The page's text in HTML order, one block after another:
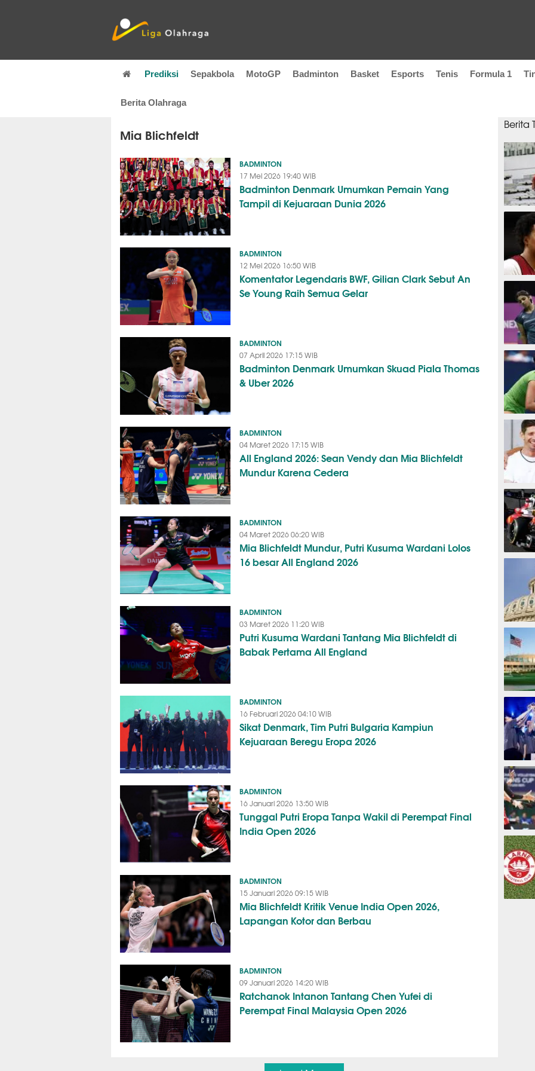
Prediksi Sepakbola MotoGP Badminton Basket Esports Tenis Formula 1
Berita Olahraga
Mia Blichfeldt
BADMINTON
17 Mei 2026 19:40 WIB
Badminton Denmark Umumkan Pemain Yang
Tampil di Kejuaraan Dunia 2026
BADMINTON
12 Mei 2026 16:50 WIB
Komentator Legendaris BWF, Gilian Clark Sebut An
Se Young Raih Semua Gelar
BADMINTON
07 April 2026 17:15 WIB
Badminton Denmark Umumkan Skuad Piala Thomas
& Uber 2026
BADMINTON
04 Maret 2026 17:15 WIB
All England 2026: Sean Vendy dan Mia Blichfeldt
Mundur Karena Cedera
BADMINTON
04 Maret 2026 06:20 WIB
Mia Blichfeldt Mundur, Putri Kusuma Wardani Lolos
16 besar All England 2026
BADMINTON
03 Maret 2026 11:20 WIB
Putri Kusuma Wardani Tantang Mia Blichfeldt di
Babak Pertama All England
BADMINTON
16 Februari 2026 04:10 WIB
Sikat Denmark, Tim Putri Bulgaria Kampiun
Kejuaraan Beregu Eropa 2026
BADMINTON
16 Januari 2026 13:50 WIB
Tunggal Putri Eropa Tanpa Wakil di Perempat Final
India Open 2026
BADMINTON
15 Januari 2026 09:15 WIB
Mia Blichfeldt Kritik Venue India Open 2026,
Lapangan Kotor dan Berbau
BADMINTON
09 Januari 2026 14:20 WIB
Ratchanok Intanon Tantang Chen Yufei di
Perempat Final Malaysia Open 2026
Berita
SEPAK
BASKET
TENIS
MOTOGP
F1
TINJU
GOLF
ESPORTS